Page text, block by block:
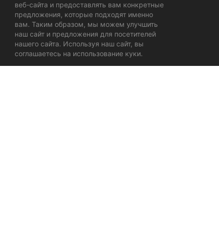
веб-сайта и предоставлять вам конкретные
предложения, которые подходят именно
вам. Таким образом, мы можем улучшить
наш сайт и предложения для посетителей
нашего сайта. Используя наш сайт, вы
соглашаетесь на использование куки.